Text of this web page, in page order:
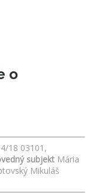
o
18 03101,
subjekt Mária
Mikuláš